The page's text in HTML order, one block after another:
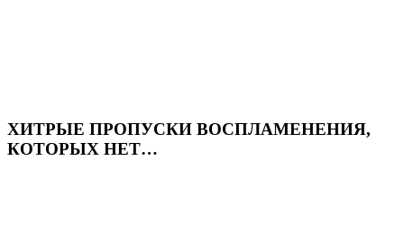
ХИТРЫЕ ПРОПУСКИ ВОСПЛАМЕНЕНИЯ,
КОТОРЫХ НЕТ…